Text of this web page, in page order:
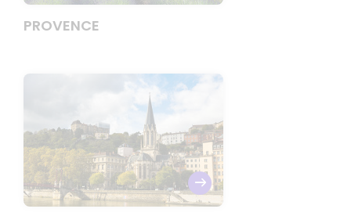
PROVENCE